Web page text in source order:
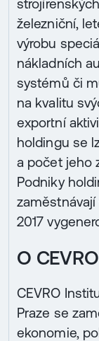
železniční,
výrobu
nákladních
systémů či
na kvalitu
exportní
holdingu se
a počet jeho
Podniky
2017
O
CEVRO
Praze se
ekonomie,